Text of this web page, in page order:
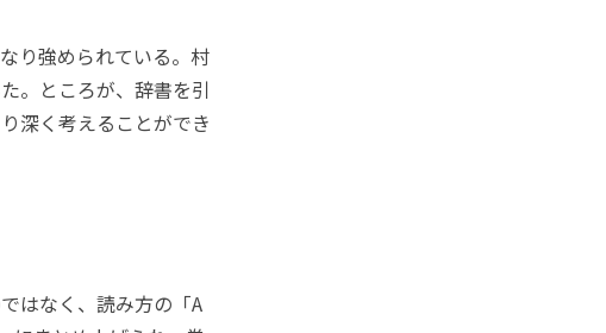
り強められている。村
。ところが、辞書を引
深く考えることができ
はなく、読み方の「A